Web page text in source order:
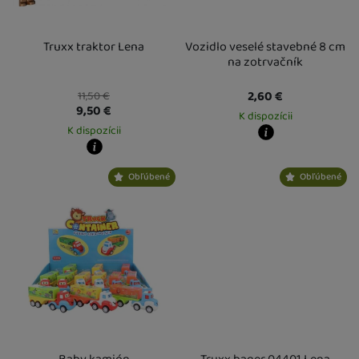
Truxx traktor Lena
11,50€
9,50€
K dispozícii
Kdy zboží dostanete?
Osobný odber vo výdajnom mieste
Vozidlo veselé stavebné 8 cm
na zotrvačník
2,60€
K dispozícii
Osobný odber vo výdajnom mieste
Obľúbené Obľúbené